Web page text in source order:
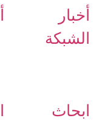
أخبار
الشبكة
ابحاث